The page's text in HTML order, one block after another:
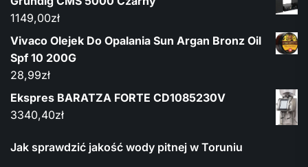
1149,00zł
Vivaco Olejek Do Opalania Sun Argan Bronz Oil
Spf 10 200G
28,99zł
Ekspres BARATZA FORTE CD1085230V
3340,40zł
Jak sprawdzić jakość wody pitnej w Toruniu